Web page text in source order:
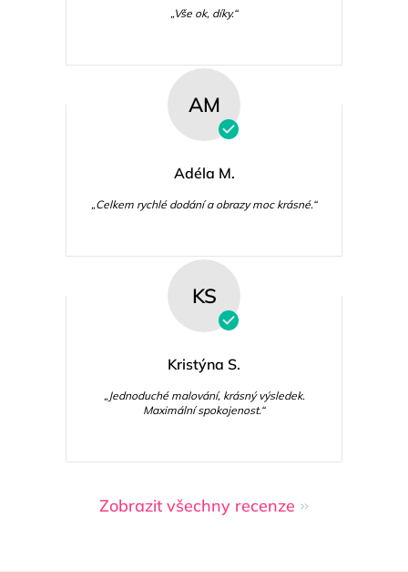
„Vše ok, díky.“
AM
Adéla M.
„Celkem rychlé dodání a obrazy moc krásné.“
KS
Kristýna S.
„Jednoduché malování, krásný výsledek.
Maximální spokojenost.“
Zobrazit všechny recenze